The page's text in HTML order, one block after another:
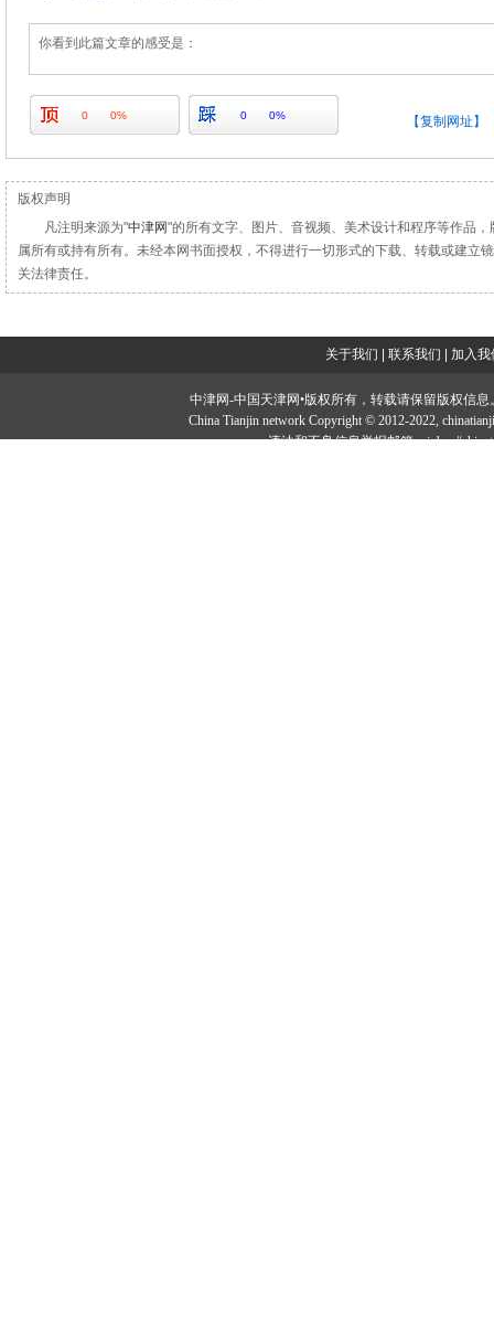
你看到此篇文章的感受是：
0 0% 0 0% 【复制网址】
版权声明
凡注明来源为"中津网"的所有文字、图片、音视频、美术设计和程序等作品
属所有或持有所有。未经本网书面授权，不得进行一切形式的下载、转载或建立
关法律责任。
关于我们 联系我们 加入我
中津网-中国天津网•版权所有，转载请保留版权信息
China Tianjin network Copyright © 2012-2022,
违法和不良信息举报邮箱：